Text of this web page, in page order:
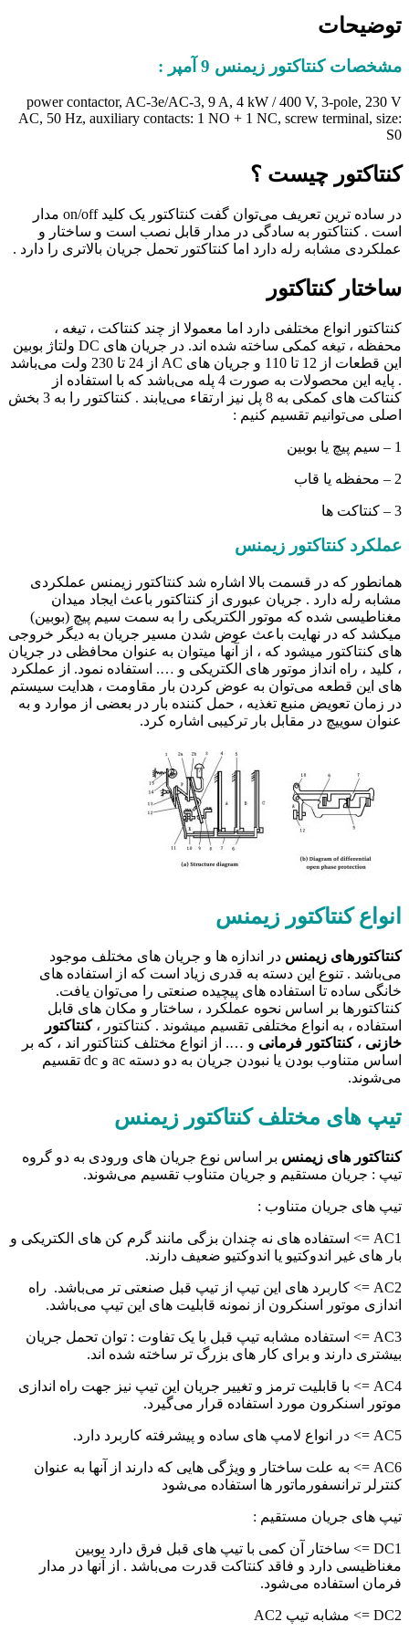
توضیحات
مشخصات کنتاکتور زیمنس 9 آمپر :
power contactor, AC-3e/AC-3, 9 A, 4 kW / 400 V, 3-pole, 230 V
AC, 50 Hz, auxiliary contacts: 1 NO + 1 NC, screw terminal, size:
S0
کنتاکتور چیست ؟
در ساده ترین تعریف می‌توان گفت کنتاکتور یک کلید on/off مدار
است . کنتاکتور به سادگی در مدار قابل نصب است و ساختار و
عملکردی مشابه رله دارد اما کنتاکتور تحمل جریان بالاتری را دارد .
ساختار کنتاکتور
کنتاکتور انواع مختلفی دارد اما معمولا از چند کنتاکت ، تیغه ،
محفظه ، تیغه کمکی ساخته شده اند. در جریان های DC ولتاژ بوبین
این قطعات از 12 تا 110 و جریان های AC از 24 تا 230 ولت می‌باشد
. پایه این محصولات به صورت 4 پله می‌باشد که با استفاده از
کنتاکت های کمکی به 8 پل نیز ارتقاء می‌یابند . کنتاکتور را به 3 بخش
اصلی می‌توانیم تقسیم کنیم :
1 – سیم پیچ یا بوبین
2 – محفظه یا قاب
3 – کنتاکت ها
عملکرد کنتاکتور زیمنس
همانطور که در قسمت بالا اشاره شد کنتاکتور زیمنس عملکردی
مشابه رله دارد . جریان عبوری از کنتاکتور باعث ایجاد میدان
مغناطیسی شده که موتور الکتریکی را به سمت سیم پیچ (بوبین)
میکشد که در نهایت باعث عوض شدن مسیر جریان به دیگر خروجی
های کنتاکتور میشود که ، از آنها میتوان به عنوان محافظی در جریان
، کلید ، راه انداز موتور های الکتریکی و …. استفاده نمود. از عملکرد
های این قطعه می‌توان به عوض کردن بار مقاومت ، هدایت سیستم
در زمان تعویض منبع تغذیه ، حمل کننده بار در بعضی از موارد و به
عنوان سوییچ در مقابل بار ترکیبی اشاره کرد.
انواع کنتاکتور زیمنس
کنتاکتور‌های زیمنس در اندازه ها و جریان های مختلف موجود
می‌باشد . تنوع این دسته به قدری زیاد است که از استفاده های
خانگی ساده تا استفاده های پیچیده صنعتی را می‌توان یافت.
کنتاکتورها بر اساس نحوه عملکرد ، ساختار و مکان های قابل
استفاده ، به انواع مختلفی تقسیم میشوند . کنتاکتور ، کنتاکتور
خازنی ،کنتاکتور فرمانی و …. از انواع مختلف کنتاکتور اند ، که بر
اساس متناوب بودن یا نبودن جریان به دو دسته ac و dc تقسیم
می‌شوند.
تیپ های مختلف کنتاکتور زیمنس
کنتاکتور های زیمنس بر اساس نوع جریان های ورودی به دو گروه
تیپ : جریان مستقیم و جریان متناوب تقسیم می‌شوند.
تیپ های جریان متناوب :
AC1 => استفاده های نه چندان بزگی مانند گرم کن های الکتریکی و
بار های غیر اندوکتیو یا اندوکتیو ضعیف دارند.
AC2 => کاربرد های این تیپ از تیپ قبل صنعتی تر می‌باشد. راه
اندازی موتور اسنکرون از نمونه قابلیت های این تیپ می‌باشد.
AC3 => استفاده مشابه تیپ قبل با یک تفاوت : توان تحمل جریان
بیشتری دارند و برای کار های بزرگ تر ساخته شده اند.
AC4 => با قابلیت ترمز و تغییر جریان این تیپ نیز جهت راه اندازی
موتور اسنکرون مورد استفاده قرار می‌گیرد.
AC5 => در انواع لامپ های ساده و پیشرفته کاربرد دارد.
AC6 => به علت ساختار و ویژگی هایی که دارند از آنها به عنوان
کنترلر ترانسفورماتور ها استفاده می‌شود
تیپ های جریان مستقیم :
DC1 => ساختار آن کمی با تیپ های قبل فرق دارد بوبین
مغناظیسی دارد و فاقد کنتاکت قدرت می‌باشد . از آنها در مدار
فرمان استفاده می‌شود.
DC2 => مشابه تیپ AC2